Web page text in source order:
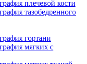
плечевой кости
тазобедренного
гортани
мягких с